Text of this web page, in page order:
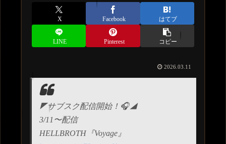
X Facebook はてブ
LINE Pinterest コピー
2026.03.11
◤サブスク配信開始！🎧◢
3/11〜配信
HELLBROTH『Voyage』